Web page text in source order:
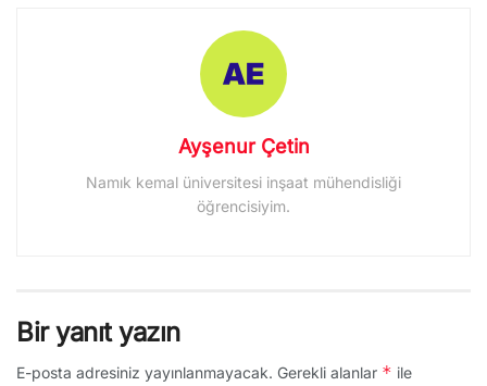
Ayşenur Çetin
Namık kemal üniversitesi inşaat mühendisliği
öğrencisiyim.
Bir yanıt yazın
E-posta adresiniz yayınlanmayacak. Gerekli alanlar * ile